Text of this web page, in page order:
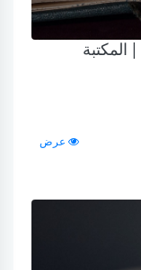
| المكتبة
عرض